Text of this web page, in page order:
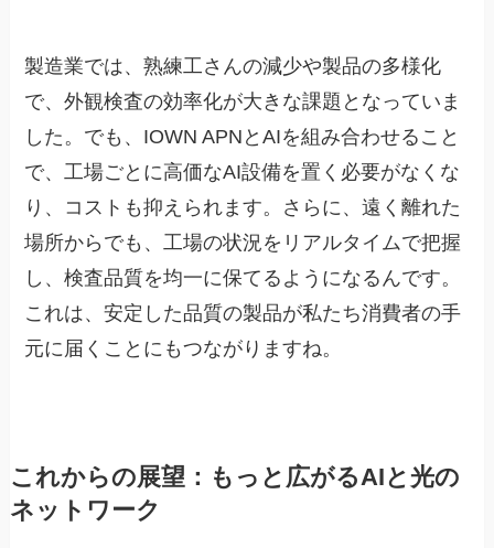
製造業では、熟練工さんの減少や製品の多様化
で、外観検査の効率化が大きな課題となっていま
した。でも、IOWN APNとAIを組み合わせること
で、工場ごとに高価なAI設備を置く必要がなくな
り、コストも抑えられます。さらに、遠く離れた
場所からでも、工場の状況をリアルタイムで把握
し、検査品質を均一に保てるようになるんです。
これは、安定した品質の製品が私たち消費者の手
元に届くことにもつながりますね。
これからの展望：もっと広がるAIと光の
ネットワーク